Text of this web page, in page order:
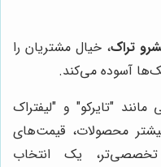
تراک، خیال مشتریان را
آسوده می‌کند.
مانند "تایرکو" و "لیفتراک
بیشتر محصولات، قیمت‌های
تخصصی‌تر، یک انتخاب